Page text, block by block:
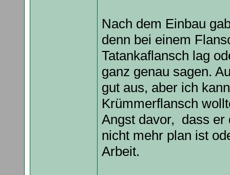
Nach dem Einbau
denn bei einem
Tatankaflansch lag
ganz genau sagen.
gut aus, aber ich
Krümmerflansch
Angst davor, dass er
nicht mehr plan ist
Arbeit.